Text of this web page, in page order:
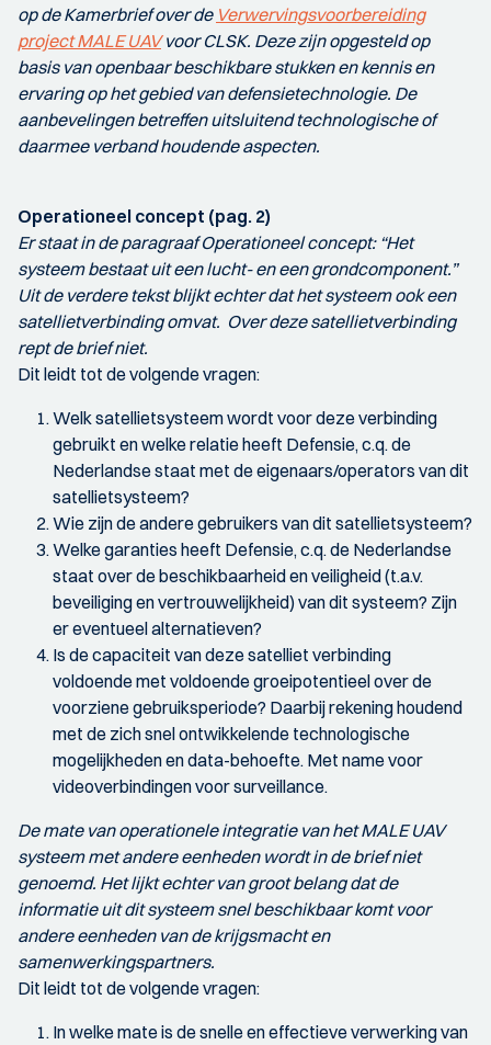
op de Kamerbrief over de Verwervingsvoorbereiding
project MALE UAVvoor CLSK. Deze zijn opgesteld op
basis van openbaar beschikbare stukken en kennis en
ervaring op het gebied van defensietechnologie. De
aanbevelingen betreffen uitsluitend technologische of
daarmee verband houdende aspecten.
Operationeel concept (pag. 2)
Er staat in de paragraaf Operationeel concept: “Het
systeem bestaat uit een lucht- en een grondcomponent.”
Uit de verdere tekst blijkt echter dat het systeem ook een
satellietverbinding omvat. Over deze satellietverbinding
rept de brief niet.
Dit leidt tot de volgende vragen:
Welk satellietsysteem wordt voor deze verbinding
gebruikt en welke relatie heeft Defensie, c.q. de
Nederlandse staat met de eigenaars/operators van dit
satellietsysteem?
Wie zijn de andere gebruikers van dit satellietsysteem?
Welke garanties heeft Defensie, c.q. de Nederlandse
staat over de beschikbaarheid en veiligheid (t.a.v.
beveiliging en vertrouwelijkheid) van dit systeem? Zijn
er eventueel alternatieven?
Is de capaciteit van deze satelliet verbinding
voldoende met voldoende groeipotentieel over de
voorziene gebruiksperiode? Daarbij rekening houdend
met de zich snel ontwikkelende technologische
mogelijkheden en data-behoefte. Met name voor
videoverbindingen voor surveillance.
De mate van operationele integratie van het MALE UAV
systeem met andere eenheden wordt in de brief niet
genoemd. Het lijkt echter van groot belang dat de
informatie uit dit systeem snel beschikbaar komt voor
andere eenheden van de krijgsmacht en
samenwerkingspartners.
Dit leidt tot de volgende vragen:
In welke mate is de snelle en effectieve verwerking van